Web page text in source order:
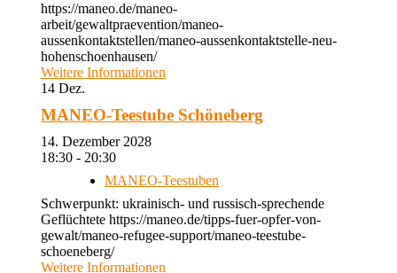
https://maneo.de/maneo-
arbeit/gewaltpraevention/maneo-
aussenkontaktstellen/maneo-aussenkontaktstelle-neu-
hohenschoenhausen/
Weitere Informationen
14 Dez.
MANEO-Teestube Schöneberg
14. Dezember 2028
18:30 - 20:30
MANEO-Teestuben
Schwerpunkt: ukrainisch- und russisch-sprechende
Geflüchtete https://maneo.de/tipps-fuer-opfer-von-
gewalt/maneo-refugee-support/maneo-teestube-
schoeneberg/
Weitere Informationen